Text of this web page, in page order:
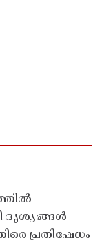
ദൃശ്യങ്ങൾ
പ്രതിഷേധം